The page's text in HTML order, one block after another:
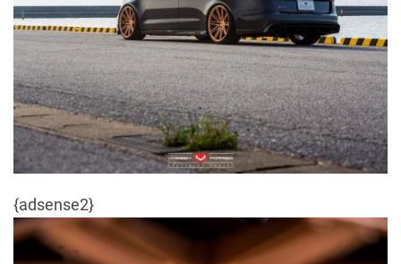
{adsense2}